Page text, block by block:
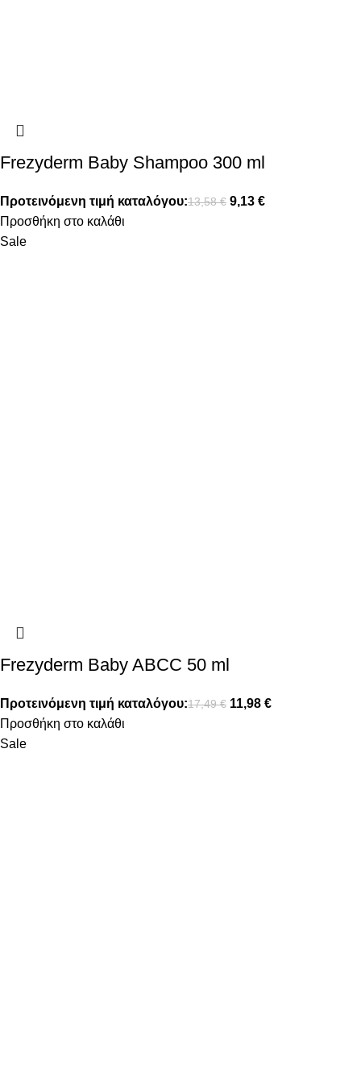
Frezyderm Baby Shampoo 300 ml
Προτεινόμενη τιμή καταλόγου:13,58€ 9,13 €
Προσθήκη στο καλάθι
Sale
Frezyderm Baby ABCC 50 ml
Προτεινόμενη τιμή καταλόγου:17,49€ 11,98 €
Προσθήκη στο καλάθι
Sale